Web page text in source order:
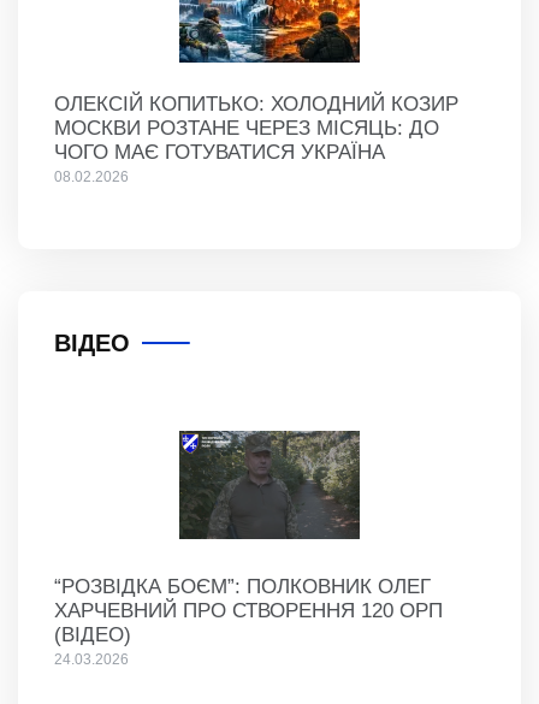
ОЛЕКСІЙ КОПИТЬКО: ХОЛОДНИЙ КОЗИР
МОСКВИ РОЗТАНЕ ЧЕРЕЗ МІСЯЦЬ: ДО
ЧОГО МАЄ ГОТУВАТИСЯ УКРАЇНА
08.02.2026
ВІДЕО
“РОЗВІДКА БОЄМ”: ПОЛКОВНИК ОЛЕГ
ХАРЧЕВНИЙ ПРО СТВОРЕННЯ 120 ОРП
(ВІДЕО)
24.03.2026